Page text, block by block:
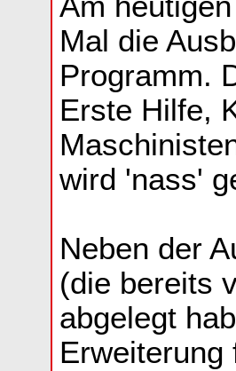
Mal die
Programm.
Erste Hilfe,
wird 'nass'
Neben der
(die bereits
abgelegt
Erweiterung